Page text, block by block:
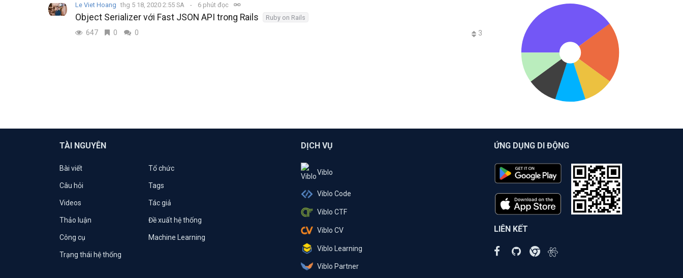
Le Viet Hoang thg 5 18, 2020 2:55 SA 6 phút đọc
Object Serializer với Fast JSON API trong Rails Ruby on Rails
647 0 0 3
TÀI NGUYÊN
Bài viết Tổ chức
Câu hỏi Tags
Videos Tác giả
Thảo luận Đề xuất hệ thống
Công cụ Machine Learning
Trạng thái hệ thống
DỊCH VỤ
Viblo
Viblo Code
Viblo CTF
Viblo CV
Viblo Learning
Viblo Partner
ỨNG DỤNG DI ĐỘNG
LIÊN KẾT